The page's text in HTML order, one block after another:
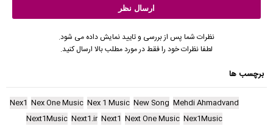
نظرات شما پس از بررسی و تایید نمایش داده می شود.
لطفا نظرات خود را فقط در مورد مطلب بالا ارسال کنید.
برچسب ها
Mehdi Ahmadvand
New Song
Nex 1 Music
Nex One Music
Nex1
Nex1Music
Next One Music
Next1
Next1.ir
Next1Music